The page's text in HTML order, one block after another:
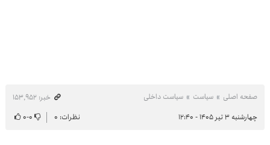
صفحه اصلی سیاست سیاست داخلی
خبر: ۱۵۳٬۹۵۲
چهارشنبه ۳ تیر ۱۴۰۵ - ۱۲:۴۰
نظرات: ۰ ۰-۰